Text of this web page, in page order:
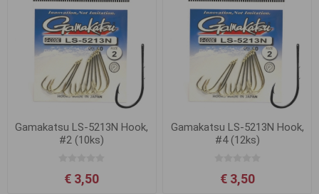
Gamakatsu LS-5213N Hook,
#2 (10ks)
€ 3,50
Gamakatsu LS-5213N Hook,
#4 (12ks)
€ 3,50